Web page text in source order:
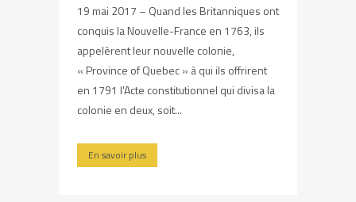
19 mai 2017 – Quand les Britanniques ont
conquis la Nouvelle-France en 1763, ils
appelèrent leur nouvelle colonie,
« Province of Quebec » à qui ils offrirent
en 1791 l'Acte constitutionnel qui divisa la
colonie en deux, soit...
En savoir plus